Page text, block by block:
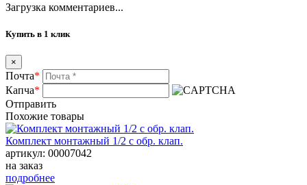
Загрузка комментариев...
Купить в 1 клик
×
Почта*
Капча*
Отправить
Похожие товары
Комплект монтажный 1/2 с обр. клап.
артикул: 00007042
на заказ
подробнее